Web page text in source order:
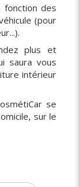
des
(pour
plus et
saura vous
intérieur
se
sur le